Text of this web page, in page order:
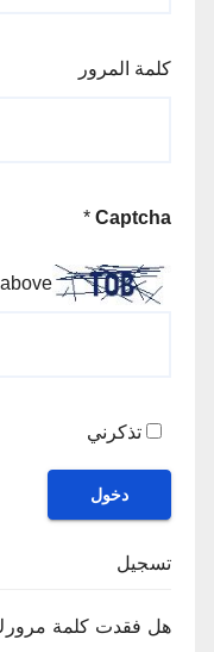
كلمة المرور
Captcha
*
تذكرني
دخول
تسجيل
هل فقدت كلمة